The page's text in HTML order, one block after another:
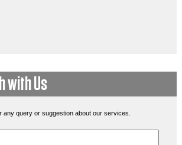
with Us
any query or suggestion about our services.